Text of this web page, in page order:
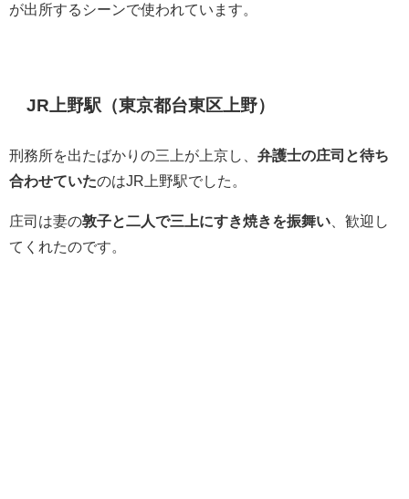
が出所するシーンで使われています。
JR上野駅（東京都台東区上野）
刑務所を出たばかりの三上が上京し、 弁護士の庄司と待ち
合わせていたのはJR上野駅でした。
庄司は妻の敦子と二人で三上にすき焼きを振舞い 、歓迎し
てくれたのです。